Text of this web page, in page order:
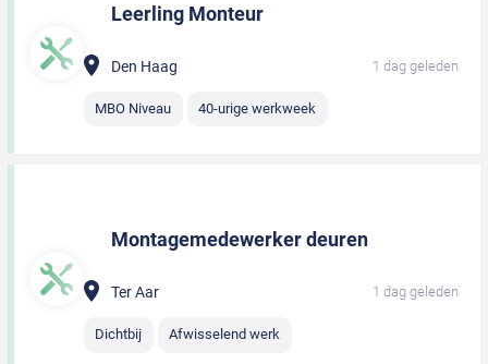
Leerling Monteur
Den Haag 1 dag geleden
MBO Niveau 40-urige werkweek
Montagemedewerker deuren
Ter Aar 1 dag geleden
Dichtbij Afwisselend werk